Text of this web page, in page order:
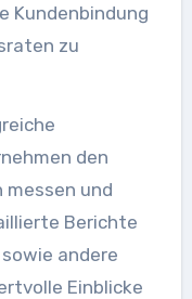
Kundenbindung
zu
den
messen und
Berichte
andere
Einblicke